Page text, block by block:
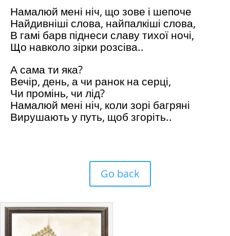
Намалюй мені ніч, що зове і шепоче
Найдивніші слова, найпалкіші слова,
В гамі барв піднеси славу тихої ночі,
Що навколо зірки розсіва..
А сама ти яка?
Вечір, день, а чи ранок на серці,
Чи промінь, чи лід?
Намалюй мені ніч, коли зорі багряні
Вирушають у путь, щоб згоріть..
Go back